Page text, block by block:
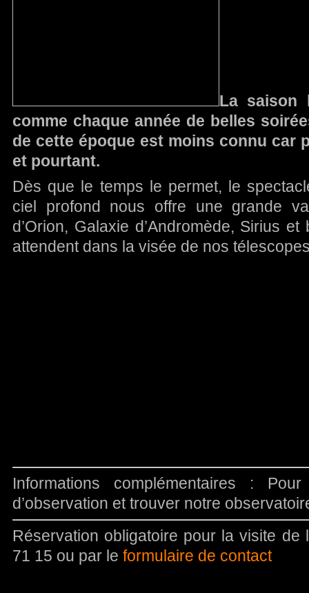
La saison
comme chaque année de belles
de cette époque est moins connu car
et pourtant.
Dès que le temps le permet, le
ciel profond nous offre une grande
d’Orion, Galaxie d’Andromède, Sirius
attendent dans la visée de nos
Informations complémentaires :
d’observation et trouver notre
Réservation obligatoire pour la visite de
71 15 ou par le formulaire de contact